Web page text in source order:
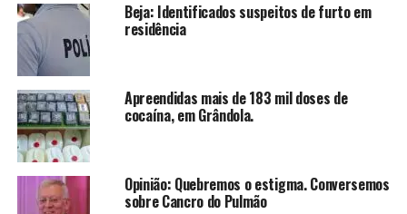
Beja: Identificados suspeitos de furto em
residência
Apreendidas mais de 183 mil doses de
cocaína, em Grândola.
Opinião: Quebremos o estigma. Conversemos
sobre Cancro do Pulmão